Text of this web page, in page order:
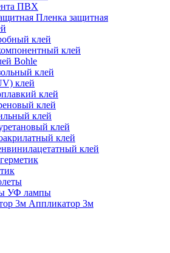
ПВХ
Пленка защитная
клей
клей
Bohle
клей
клей
клей
клей
клей
клей
клей
клей
УФ лампы
Аппликатор 3м